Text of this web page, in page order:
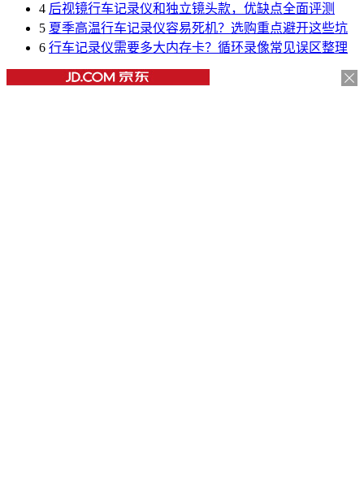
4 后视镜行车记录仪和独立镜头款，优缺点全面评测
5 夏季高温行车记录仪容易死机？选购重点避开这些坑
6 行车记录仪需要多大内存卡？循环录像常见误区整理